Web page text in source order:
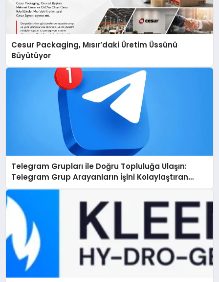
Cesur Packaging, Mısır’daki Üretim Üssünü
Büyütüyor
Telegram Grupları ile Doğru Topluluğa Ulaşın:
Telegram Grup Arayanların İşini Kolaylaştıran
Çözüm